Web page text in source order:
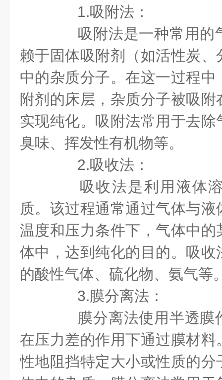
1.吸附法：
吸附法是一种常用的
赖于固体吸附剂（如活性炭
中的杂质分子。在这一过程
附剂的床层，杂质分子被吸
实现纯化。吸附法常用于去
臭味、挥发性有机物等。
2.吸收法：
吸收法是利用液体溶
质。该过程通常通过气体与
温度和压力条件下，气体中
体中，达到纯化的目的。吸
的酸性气体、硫化物、氨气等
3.膜分离法：
膜分离法使用半透膜
在压力差的作用下通过膜材
性地阻挡特定大小或性质的